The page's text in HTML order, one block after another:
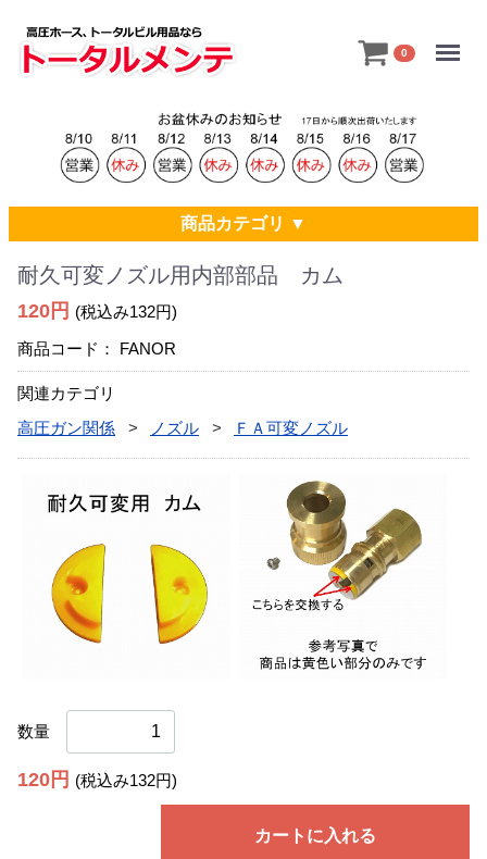
0
商品カテゴリ ▼
耐久可変ノズル用内部部品 カム
120円 (税込み132円)
商品コード：
FANOR
関連カテゴリ
高圧ガン関係
ノズル ＦＡ可変ノズル
数量
120円 (税込み132円)
カートに入れる